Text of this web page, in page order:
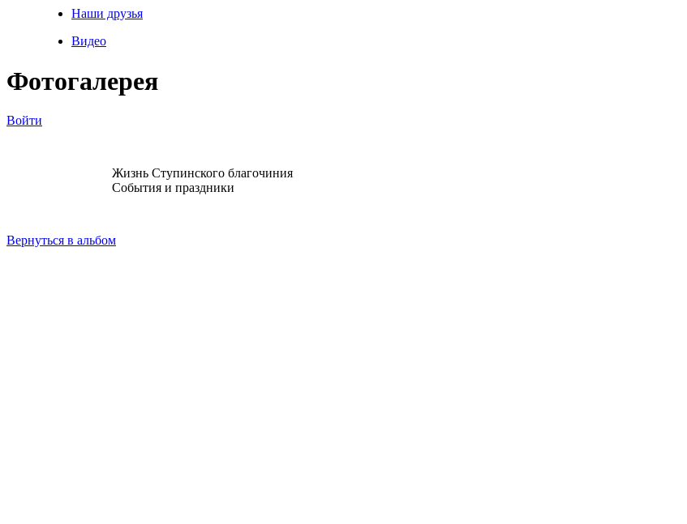
Наши друзья
Видео
Фотогалерея
Войти
Жизнь Ступинского благочиния
События и праздники
Вернуться в альбом